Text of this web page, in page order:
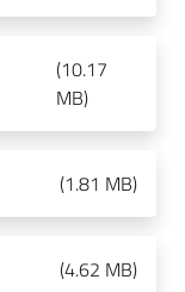
(10.17
MB)
(1.81 MB)
(4.62 MB)